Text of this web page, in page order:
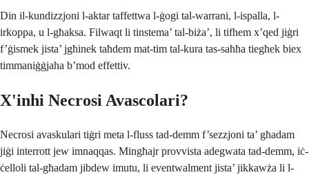
Din il-kundizzjoni l-aktar taffettwa l-ġogi tal-warrani, l-ispalla, l-
irkoppa, u l-għaksa. Filwaqt li tinstema’ tal-biża’, li tifhem x’qed jiġri
f’ġismek jista’ jgħinek taħdem mat-tim tal-kura tas-saħħa tiegħek biex
timmaniġġjaha b’mod effettiv.
X'inhi Necrosi Avascolari?
Necrosi avaskulari tiġri meta l-fluss tad-demm f’sezzjoni ta’ għadam
jiġi interrott jew imnaqqas. Mingħajr provvista adegwata tad-demm, iċ-
ċelloli tal-għadam jibdew imutu, li eventwalment jista’ jikkawża li l-